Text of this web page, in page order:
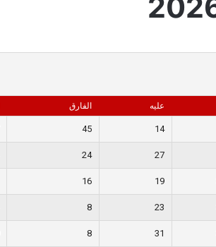
عليه الفارق
14
45
27
24
19
16
23
8
31
8